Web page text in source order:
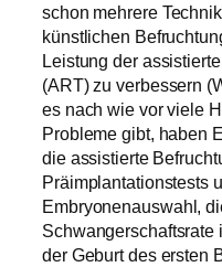
schon mehrere
künstlichen
Leistung der
(ART) zu verbessern
es nach wie vor viele
Probleme gibt, haben
die assistierte
Präimplantationstests
Embryonenauswahl,
Schwangerschaftsrate
der Geburt des ersten